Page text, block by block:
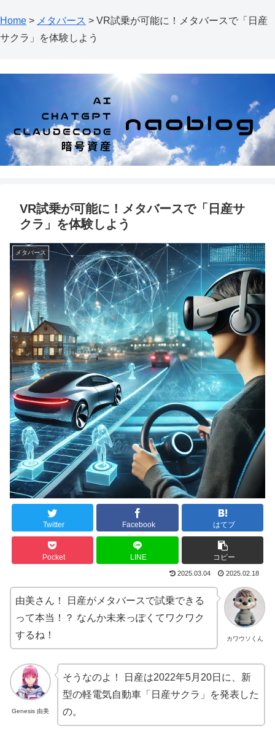
Home > メタバース > VR試乗が可能に！メタバースで「日産
サクラ」を体験しよう
VR試乗が可能に！メタバースで「日産サ
クラ」を体験しよう
メタバース
Twitter Facebook はてブ
Pocket LINE コピー
2025.03.04 2025.02.18
カワウソくん
由美さん！ 日産がメタバースで試乗できる
って本当！？ なんか未来っぽくてワクワク
するね！
Genesis 由美
そうなのよ！ 日産は2022年5月20日に、新
型の軽電気自動車「日産サクラ」を発表した
の。